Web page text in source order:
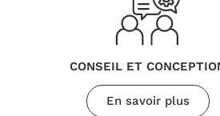
CONSEIL ET
En savoir plus